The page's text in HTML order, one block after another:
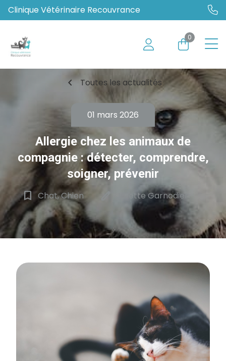
Clinique Vétérinaire Recouvrance
0
chevron_left Toutes les actualités
01 mars 2026
Allergie chez les animaux de
compagnie : détecter, comprendre,
soigner, prévenir
bookmark_border Chat, Chien edit Juliette Garnodier